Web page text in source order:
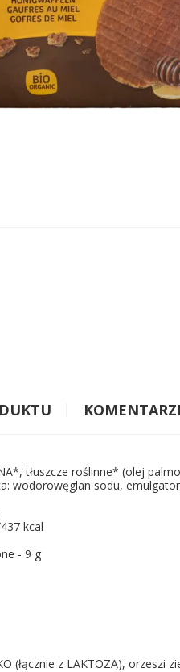
tłuszcze roślinne* (olej
wodorowęglan sodu,
kcal
- 9 g
(łącznie z LAKTOZĄ), orzeszi